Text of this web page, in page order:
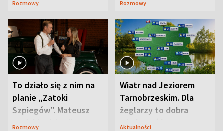
Rozmowy Rozmowy
To działo się z nim na
planie „Zatoki
Szpiegów”. Mateusz
Janicki odsłonił
Rozmowy
Wiatr nad Jeziorem
Tarnobrzeskim. Dla
żeglarzy to dobra
wiadomość
Aktualności